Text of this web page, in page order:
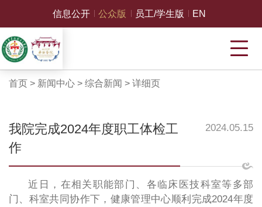
信息公开 公众版 员工/学生版 EN
首页 > 新闻中心> 综合新闻 > 详细页
我院完成2024年度职工体检工
作
2024.05.15
近日，在相关职能部门、各临床医技科室等多部
门、科室共同协作下，健康管理中心顺利完成2024年度